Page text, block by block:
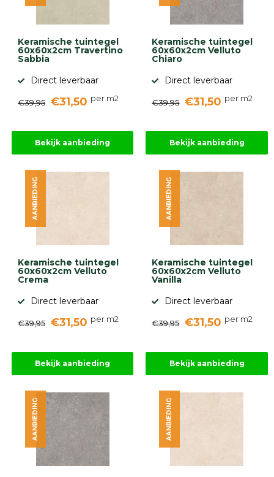
Keramische tuintegel
60x60x2cm Travertino
Sabbia
Direct leverbaar
€39,95 €31,50 per m2
Bekijk aanbieding
Keramische tuintegel
60x60x2cm Velluto
Chiaro
Direct leverbaar
€39,95 €31,50 per m2
Bekijk aanbieding
Keramische tuintegel
60x60x2cm Velluto
Crema
Direct leverbaar
€39,95 €31,50 per m2
AANBIEDING
Bekijk aanbieding
Keramische tuintegel
60x60x2cm Velluto
Vanilla
Direct leverbaar
€39,95 €31,50 per m2
AANBIEDING
Bekijk aanbieding
AANBIEDING AANBIEDING